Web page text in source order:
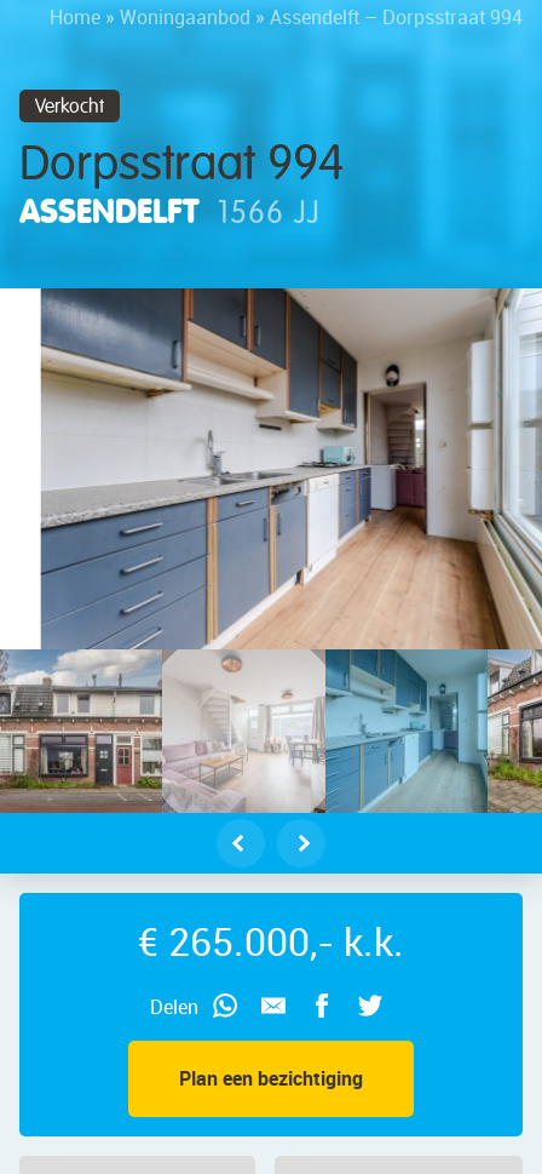
Home » Woningaanbod » Assendelft – Dorpsstraat 994
Verkocht
Dorpsstraat 994
ASSENDELFT 1566 JJ
994 – Foto
Plan een bezichtiging
Delen
€ 265.000,- k.k.